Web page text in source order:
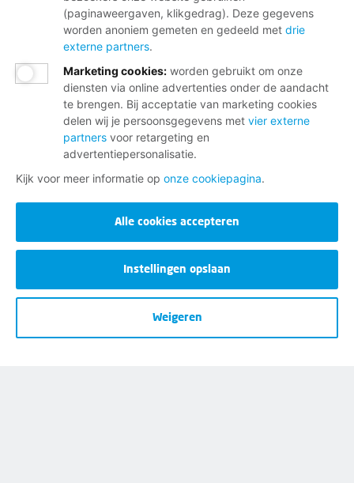
Wij helpen je graag
Bij al je vragen over werk, inkomen en
lidmaatschap.
Neem contact op met de FNV
Vragen over het lidmaatschap
Vragen over werk en inkomen
Dienstverlening bij jou in de buurt
Meld je aan voor onze nieuwsbrief
(paginaweergaven, klikgedrag). Deze gegevens
worden anoniem gemeten en gedeeld met drie
externe partners.
Marketing cookies: worden gebruikt om onze
diensten via online advertenties onder de aandacht
te brengen. Bij acceptatie van marketing cookies
delen wij je persoonsgegevens met vier externe
partners voor retargeting en
advertentiepersonalisatie.
Kijk voor meer informatie op onze cookiepagina.
Alle cookies accepteren
Instellingen opslaan
Weigeren